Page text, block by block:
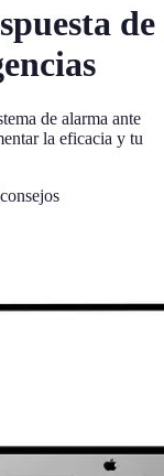
de
de alarma ante
la eficacia y tu
consejos